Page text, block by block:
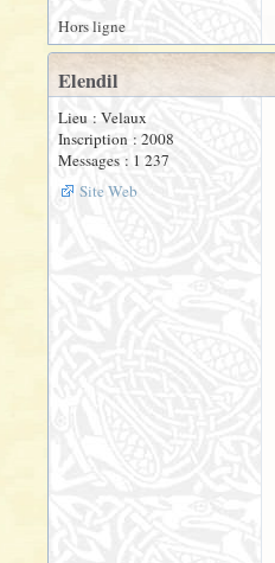
Hors ligne
Elendil
Lieu : Velaux
Inscription : 2008
Messages : 1 237
Site Web